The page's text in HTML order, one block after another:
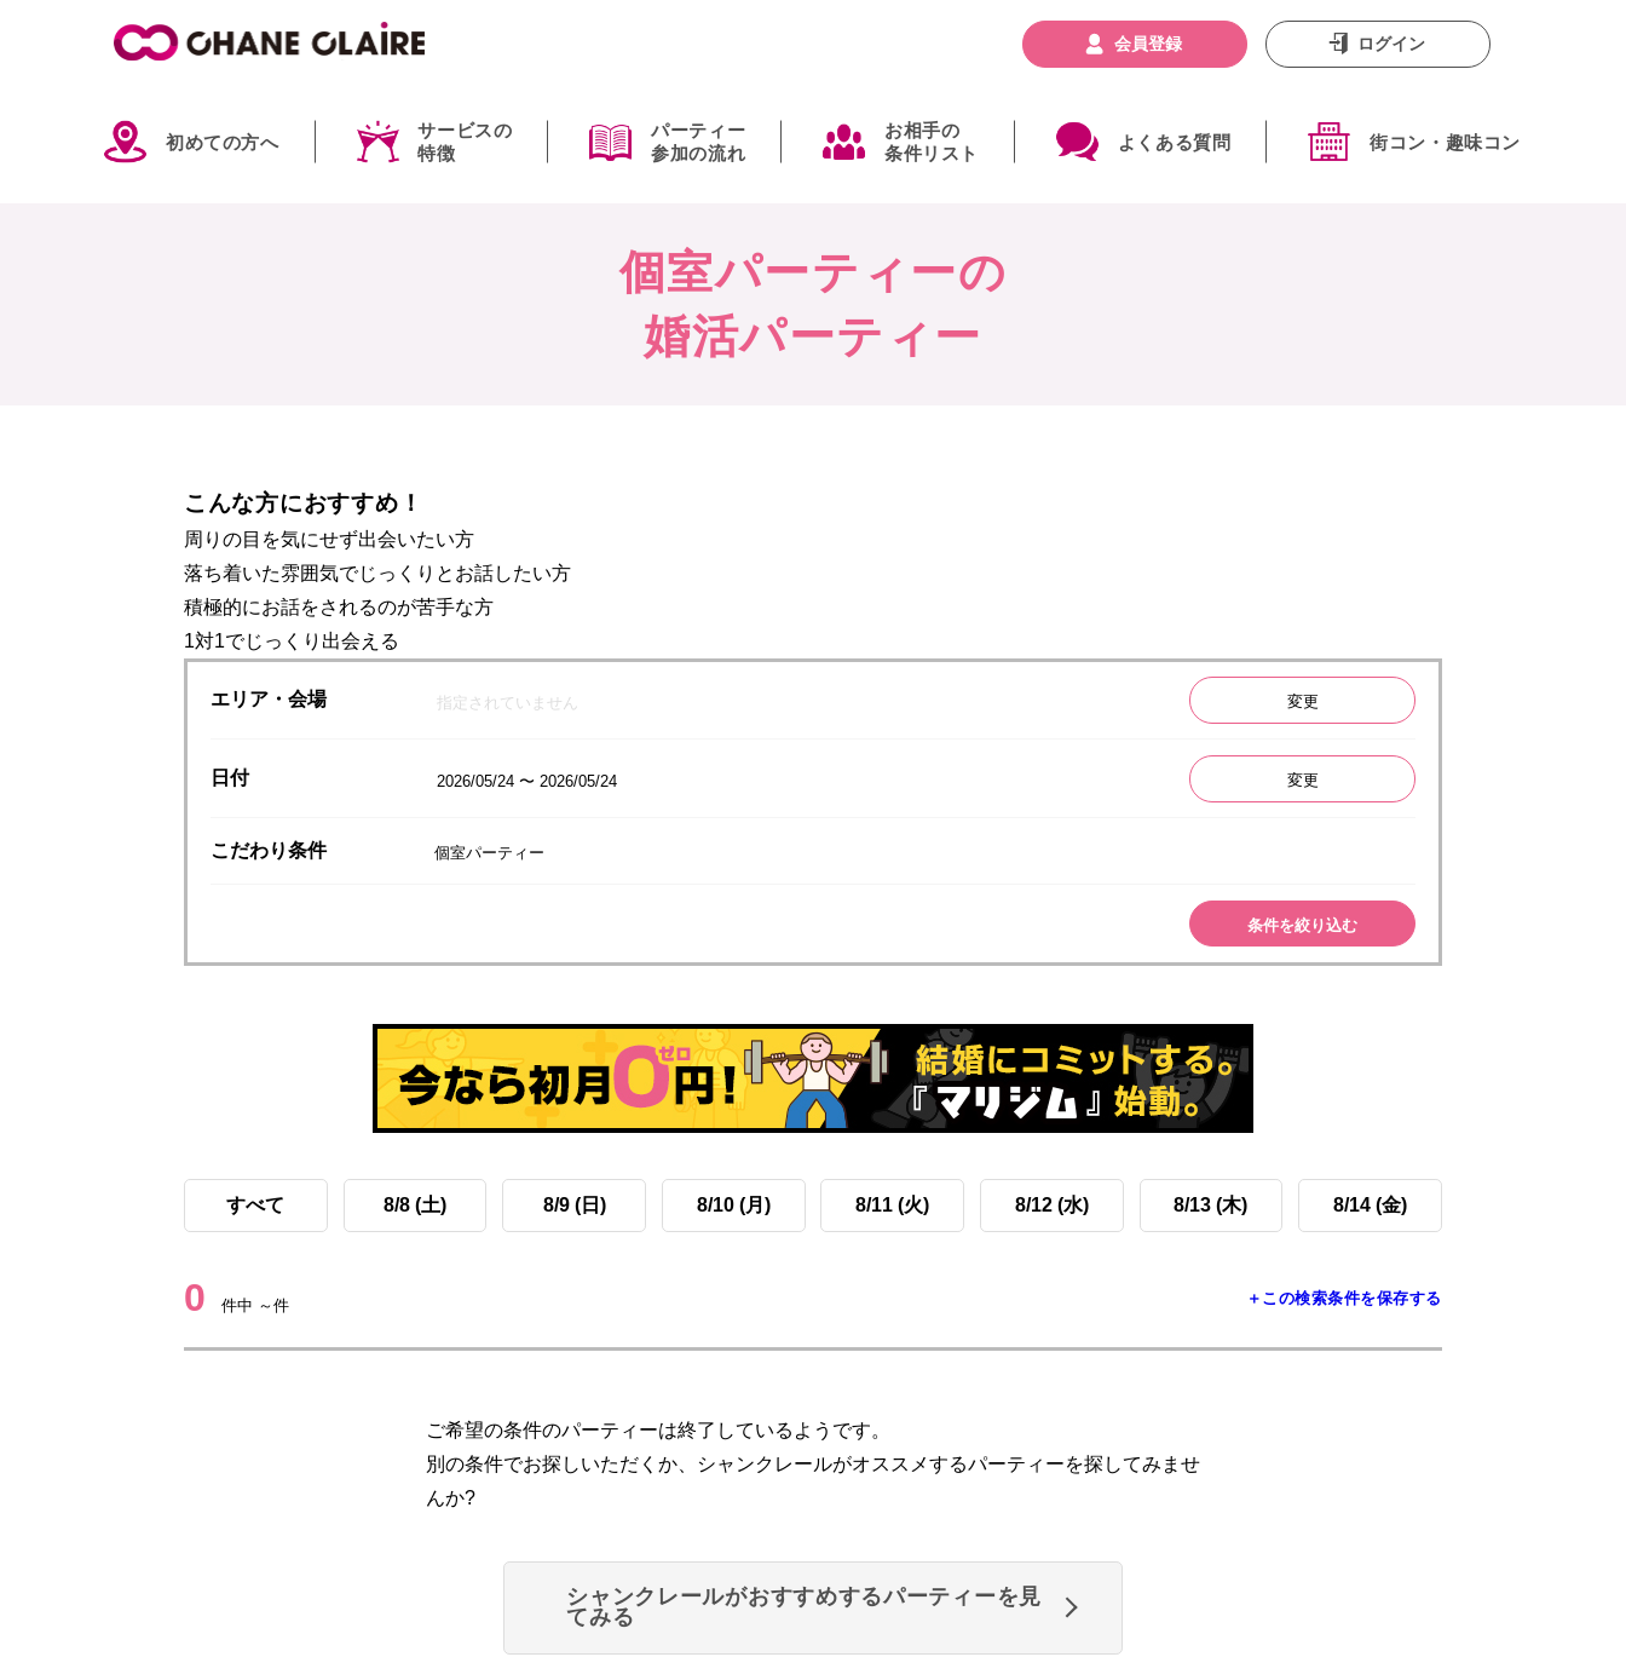
初めての方へ
サービスの
特徴
パーティー
参加の流れ
お相手の
条件リスト
よくある質問 街コン・趣味コン
会員登録 ログイン
個室パーティーの
婚活パーティー
こんな方におすすめ！
周りの目を気にせず出会いたい方
落ち着いた雰囲気でじっくりとお話したい方
積極的にお話をされるのが苦手な方
1対1でじっくり出会える
エリア・会場 指定されていません 変更
日付 2026/05/24 〜 2026/05/24 変更
こだわり条件 個室パーティー
条件を絞り込む
すべて 8/8 (土) 8/9 (日) 8/10 (月) 8/11 (火) 8/12 (水) 8/13 (木) 8/14 (金)
0 件中 ～件 ＋この検索条件を保存する
ご希望の条件のパーティーは終了しているようです。
別の条件でお探しいただくか、シャンクレールがオススメするパーティーを探してみませ
んか?
シャンクレールがおすすめするパーティーを見
てみる